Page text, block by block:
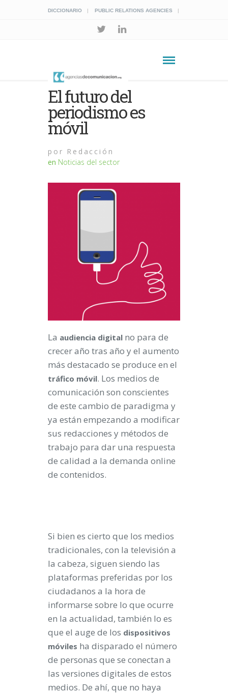
DICCIONARIO PUBLIC RELATIONS AGENCIES
El futuro del
periodismo es
móvil
por Redacción
en Noticias del sector
La audiencia digital no para de
crecer año tras año y el aumento
más destacado se produce en el
tráfico móvil. Los medios de
comunicación son conscientes
de este cambio de paradigma y
ya están empezando a modificar
sus redacciones y métodos de
trabajo para dar una respuesta
de calidad a la demanda online
de contenidos.
Si bien es cierto que los medios
tradicionales, con la televisión a
la cabeza, siguen siendo las
plataformas preferidas por los
ciudadanos a la hora de
informarse sobre lo que ocurre
en la actualidad, también lo es
que el auge de los dispositivos
móviles ha disparado el número
de personas que se conectan a
las versiones digitales de estos
medios. De ahí, que no haya